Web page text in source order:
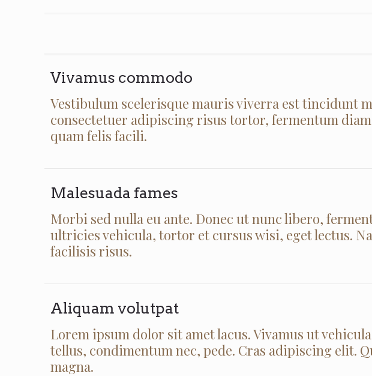
Vivamus commodo
Vestibulum scelerisque mauris viverra est tincidunt
consectetuer adipiscing risus tortor, fermentum
quam felis facili.
Malesuada fames
Morbi sed nulla eu ante. Donec ut nunc libero,
ultricies vehicula, tortor et cursus wisi, eget lectus.
facilisis risus.
Aliquam volutpat
Lorem ipsum dolor sit amet lacus. Vivamus ut
tellus, condimentum nec, pede. Cras adipiscing elit.
magna.